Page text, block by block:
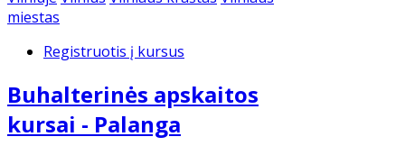
miestas
Registruotis į kursus
Buhalterinės apskaitos
kursai - Palanga